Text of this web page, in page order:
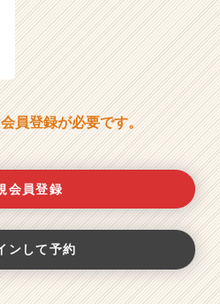
員登録が必要です。
会員登録
ンして予約